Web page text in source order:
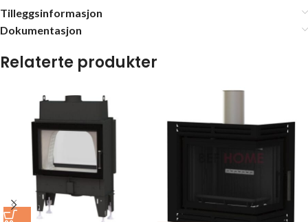
Tilleggsinformasjon
Dokumentasjon
Relaterte produkter